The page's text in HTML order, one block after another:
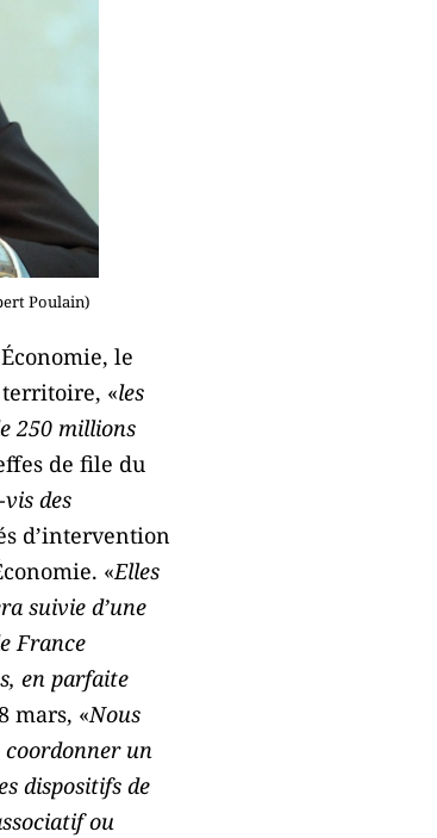
Poulain)
le
«les
250 millions
de file du
des
d’intervention
«Elles
suivie d’une
France
en parfaite
mars, «Nous
un
dispositifs de
ou